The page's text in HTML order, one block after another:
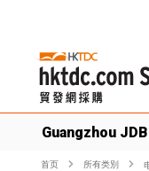
Guangzhou
首页 所有类別